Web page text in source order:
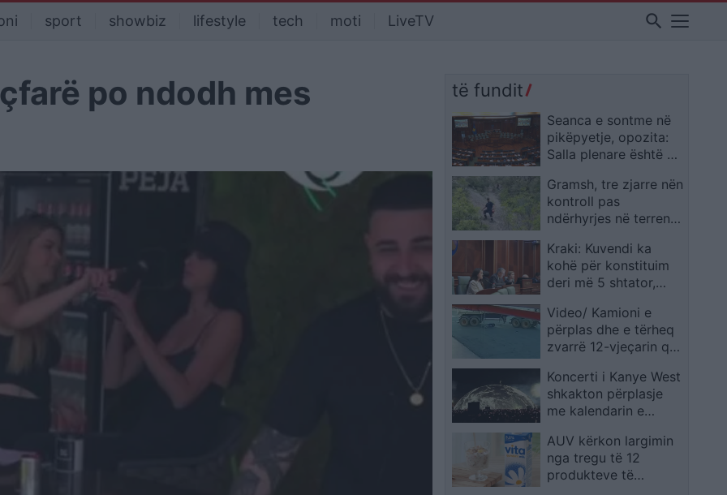
sport showbiz lifestyle tech moti LiveTV search
po ndodh mes
të fundit
Seanca e sontme në
pikëpyetje, opozita:
Salla plenare është e
Gramsh, tre zjarre nën
kontroll pas
ndërhyrjes në terrene
Kraki: Kuvendi ka
kohë për konstituim
deri më 5 shtator,
Video/ Kamioni e
përplas dhe e tërheq
zvarrë 12-vjeçarin që
shkolla, i mituri
shpëton mrekullisht
Koncerti i Kanye West
shkakton përplasje
me kalendarin e
Kazakistan
AUV kërkon largimin
nga tregu të 12
produkteve të